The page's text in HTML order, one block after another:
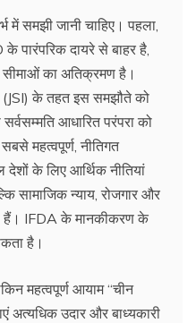
में समझी जानी चाहिए। पहला,
पारंपरिक दायरे से बाहर है,
का अतिक्रमण है।
(JSI) के तहत इस समझौते को
आधारित परंपरा को
महत्वपूर्ण, नीतिगत
के लिए आर्थिक नीतियां
सामाजिक न्याय, रोजगार और
हैं। IFDA के मानकीकरण के
है।
महत्वपूर्ण आयाम “चीन
अत्यधिक उदार और बाध्यकारी